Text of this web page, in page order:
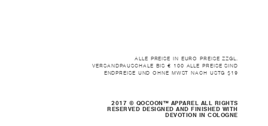
ALLE PREISE IN EURO PREISE ZZGL.
VERSANDPAUSCHALE BIS € 100 ALLE PREISE SIND
ENDPREISE UND OHNE MWST NACH USTG §19
2017 © QOCOON™ APPAREL ALL RIGHTS
RESERVED DESIGNED AND FINISHED WITH
DEVOTION IN COLOGNE